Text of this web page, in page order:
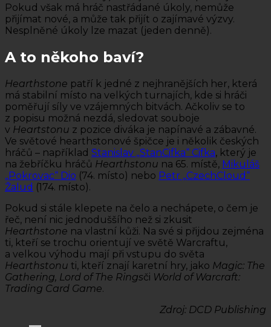
Pokud však má hráč nastřádané úkoly, nemůže
přijímat nové, a může tak přijít o zajímavé výzvy.
Nesplněné úkoly lze mazat (jeden denně).
A to někoho baví?
Hearthstone patří k jedné z nejhranějších her, která
má stabilní místo na velkých turnajích, kde si hráči
poměřují síly ve vzájemných bitvách. Ačkoliv se to
z popisu možná nezdá, sledovat souboje
v Heartstonu z pozice diváka je napínavé a zábavné.
Ve světové hearthstonové špičce je i několik českých
hráčů – například Stanislav „StanCifka“ Cifka, který je
na žebříčku hráčů Hearthstonu na 65. místě, Mikuláš
„Pokrovac“ Dio (74. místo) nebo Petr „CzechCloud“
Žalud (174. místo).
Pokud si stále klepete na čelo a nechápete, o čem je
řeč, není nic jednoduššího než si zkusit
Hearthstone na vlastní kůži. Na své si přijdou zejména
ti, kteří se trochu orientují ve světě Warcraftu,
a velkou výhodu mají při vstupu do světa
Hearthstonu ti, kteří znají karetní hry, jako Magic: The
Gathering, Lord of The Ringsči World of Warcraft:
Trading Card Game.
Zdroj: DCD Publishing